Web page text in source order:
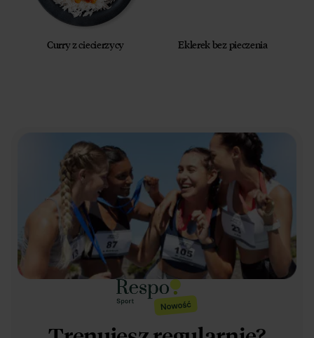
Curry z ciecierzycy Eklerek bez pieczenia